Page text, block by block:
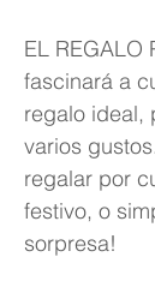
EL REGALO
fascinará a
regalo ideal,
varios
regalar por
festivo, o
sorpresa!